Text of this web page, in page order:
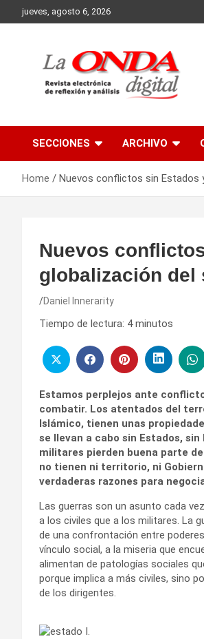
to
jueves, agosto 6, 2026
SECCIONES ARCHIVO
Home Nuevos conflictos sin Estados
Nuevos
globalización del
Daniel Innerarity
Tiempo de lectura: 4 minutos
Estamos perplejos ante
combatir. Los atentados del
Islámico, tienen unas
se llevan a cabo sin Estados,
militares pierden buena parte
no tienen ni territorio, ni
verdaderas razones para
Las guerras son un asunto cada
a los civiles que a los militares. La
de una confrontación entre
vínculo social, a la miseria que
alimentan de patologías sociales
porque implica a más civiles, sino
de los dirigentes.